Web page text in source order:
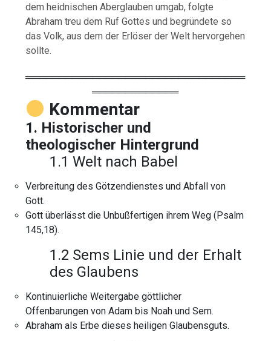
dem heidnischen Aberglauben umgab, folgte
Abraham treu dem Ruf Gottes und begründete so
das Volk, aus dem der Erlöser der Welt hervorgehen
sollte.
═════════════════════════════════
═════════════
Kommentar
1. Historischer und
theologischer Hintergrund
1.1 Welt nach Babel
Verbreitung des Götzendienstes und Abfall von
Gott.
Gott überlässt die Unbußfertigen ihrem Weg (Psalm
145,18).
1.2 Sems Linie und der Erhalt
des Glaubens
Kontinuierliche Weitergabe göttlicher
Offenbarungen von Adam bis Noah und Sem.
Abraham als Erbe dieses heiligen Glaubensguts.